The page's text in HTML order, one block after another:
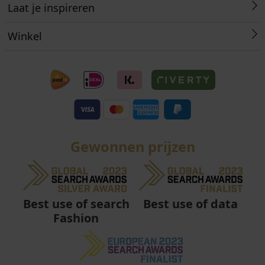
Laat je inspireren
Winkel
Gewonnen prijzen
Best use of search
Fashion
Best use of data